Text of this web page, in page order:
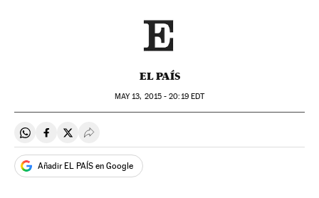
EL PAÍS
MAY13, 2015 - 20:19EDT
Compartir en Whatsapp
Compartir en Facebook
Compartir en Twitter
Desplegar Redes Sociales
Añadir EL PAÍS en Google